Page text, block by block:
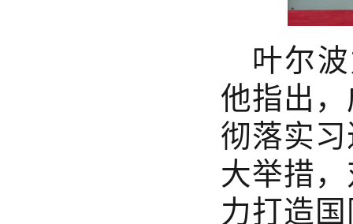
叶尔
他指出
彻落实
大举措
力打造